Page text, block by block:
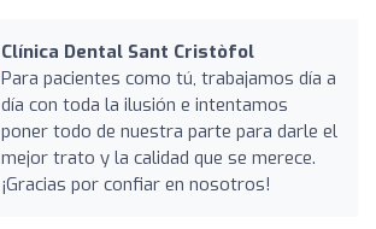
Clínica Dental Sant Cristòfol
Para pacientes como tú, trabajamos día a
día con toda la ilusión e intentamos
poner todo de nuestra parte para darle el
mejor trato y la calidad que se merece.
¡Gracias por confiar en nosotros!